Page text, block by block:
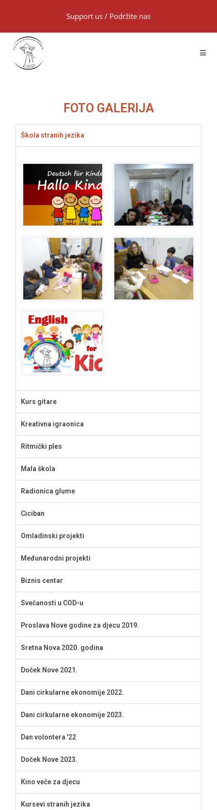
Support us / Podržite nas
FOTO GALERIJA
Škola stranih jezika
Kurs gitare
Kreativna igraonica
Ritmički ples
Mala škola
Radionica glume
Ciciban
Omladinski projekti
Međunarodni projekti
Biznis centar
Svečanosti u COD-u
Proslava Nove godine za djecu 2019.
Sretna Nova 2020. godina
Doček Nove 2021.
Dani cirkularne ekonomije 2022.
Dani cirkularne ekonomije 2023.
Dan volontera '22
Doček Nove 2023.
Kino veče za djecu
Kursevi stranih jezika